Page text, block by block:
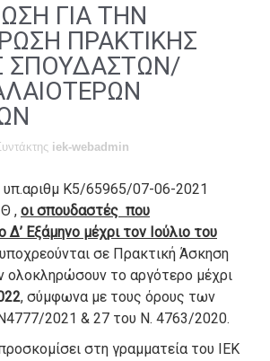
ΓΙΑ ΤΗΝ
ΠΡΑΚΤΙΚΗΣ
ΣΠΟΥΔΑΣΤΩΝ/
iek-webadmin
Κ5/65965/07-06-2021
, οι σπουδαστές που
Εξάμηνο μέχρι τον Ιούλιο του
υποχρεούνται σε Πρακτική Άσκηση
ολοκληρώσουν το αργότερο μέχρι
, σύμφωνα με τους όρους των
2021 & 27 του Ν. 4763/2020.
στη γραμματεία του ΙΕΚ